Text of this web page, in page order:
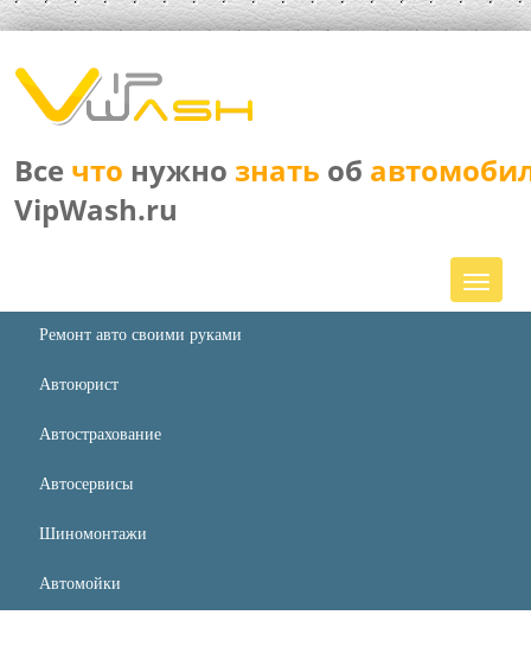
Все что нужно знать об
VipWash.ru
Ремонт авто своими руками
Автоюрист
Автострахование
Автосервисы
Шиномонтажи
Автомойки